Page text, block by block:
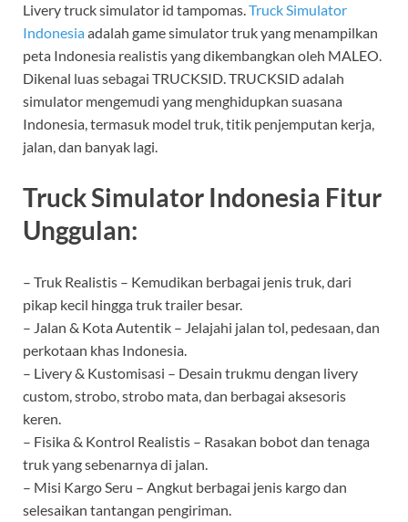
Livery truck simulator id tampomas.Truck Simulator
Indonesiaadalah game simulator truk yang menampilkan
peta Indonesia realistis yang dikembangkan oleh MALEO.
Dikenal luas sebagai TRUCKSID. TRUCKSID adalah
simulator mengemudi yang menghidupkan suasana
Indonesia, termasuk model truk, titik penjemputan kerja,
jalan, dan banyak lagi.
Truck Simulator Indonesia Fitur
Unggulan:
– Truk Realistis – Kemudikan berbagai jenis truk, dari
pikap kecil hingga truk trailer besar.
– Jalan & Kota Autentik – Jelajahi jalan tol, pedesaan, dan
perkotaan khas Indonesia.
– Livery & Kustomisasi – Desain trukmu dengan livery
custom, strobo, strobo mata, dan berbagai aksesoris
keren.
– Fisika & Kontrol Realistis – Rasakan bobot dan tenaga
truk yang sebenarnya di jalan.
– Misi Kargo Seru – Angkut berbagai jenis kargo dan
selesaikan tantangan pengiriman.